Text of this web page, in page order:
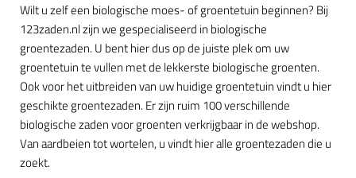
Wilt u zelf een biologische moes- of groentetuin beginnen? Bij
123zaden.nl zijn we gespecialiseerd in biologische
groentezaden. U bent hier dus op de juiste plek om uw
groentetuin te vullen met de lekkerste biologische groenten.
Ook voor het uitbreiden van uw huidige groentetuin vindt u hier
geschikte groentezaden. Er zijn ruim 100 verschillende
biologische zaden voor groenten verkrijgbaar in de webshop.
Van aardbeien tot wortelen, u vindt hier alle groentezaden die u
zoekt.